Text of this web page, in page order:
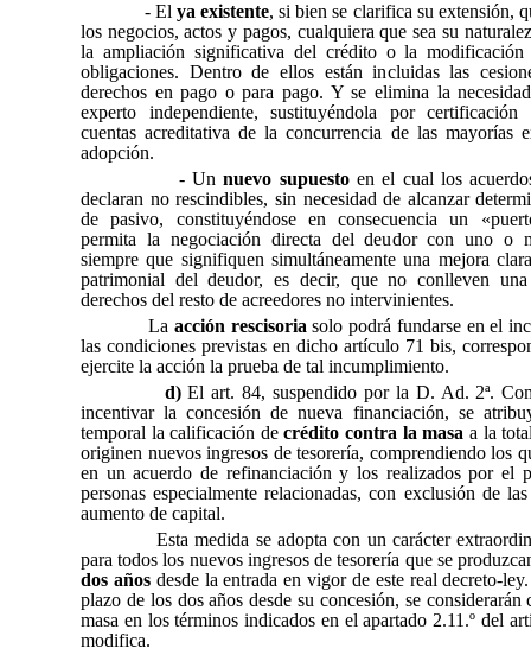
- El ya existente, si bien se clarifica su extensión,
los negocios, actos y pagos, cualquiera que sea su
la ampliación significativa del crédito o la
obligaciones. Dentro de ellos están incluidas las
derechos en pago o para pago. Y se elimina la
experto independiente, sustituyéndola por
cuentas acreditativa de la concurrencia de las mayorías
adopción.
- Unnuevo supuestoen el cual los
declaran no rescindibles, sin necesidad de alcanzar
de pasivo, constituyéndose en consecuencia un
permita la negociación directa del deudor con uno o
siempre que signifiquen simultáneamente una mejora
patrimonial del deudor, es decir, que no conlleven
derechos del resto de acreedores no intervinientes.
La acción rescisoriasolo podrá fundarse en el
las condiciones previstas en dicho artículo 71 bis,
ejercite la acción la prueba de tal incumplimiento.
d)El art. 84, suspendido por la D. Ad. 2ª.
incentivar la concesión de nueva financiación, se
temporal la calificación decrédito contra la masa a la
originen nuevos ingresos de tesorería, comprendiendo los
en un acuerdo de refinanciación y los realizados por el
personas especialmente relacionadas, con exclusión de
aumento de capital.
Esta medida se adopta con un carácter
para todos los nuevos ingresos de tesorería que se
dos añosdesde la entrada en vigor de este real decreto-
plazo de los dos años desde su concesión, se considerarán
masa en los términos indicados en el apartado 2.11.º del
modifica.